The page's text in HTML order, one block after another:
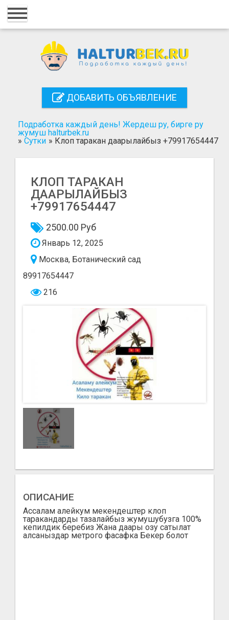
Главная
Регистрация
Поиск
ДОБАВИТЬ ОБЪЯВЛЕНИЕ
Подработка каждый день! Жердеш ру, бирге ру
жумуш halturbek.ru
» Сутки » Клоп таракан даарылайбыз +79917654447
КЛОП ТАРАКАН
ДААРЫЛАЙБЫЗ
+79917654447
2500.00 Руб
Январь 12, 2025
Москва, Ботанический сад
89917654447
216
ОПИСАНИЕ
Ассалам алейкум мекендештер клоп
таракандарды тазалайбыз жумушубузга 100%
кепилдик беребиз Жана даары озу сатылат
алсаныздар метрого фасафка Бекер болот